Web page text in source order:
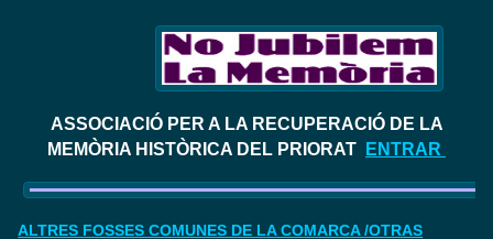
ASSOCIACIÓ PER A LA RECUPERACIÓ DE LA
MEMÒRIA HISTÒRICA DEL PRIORAT
ENTRAR
ALTRES FOSSES COMUNES DE LA COMARCA /OTRAS